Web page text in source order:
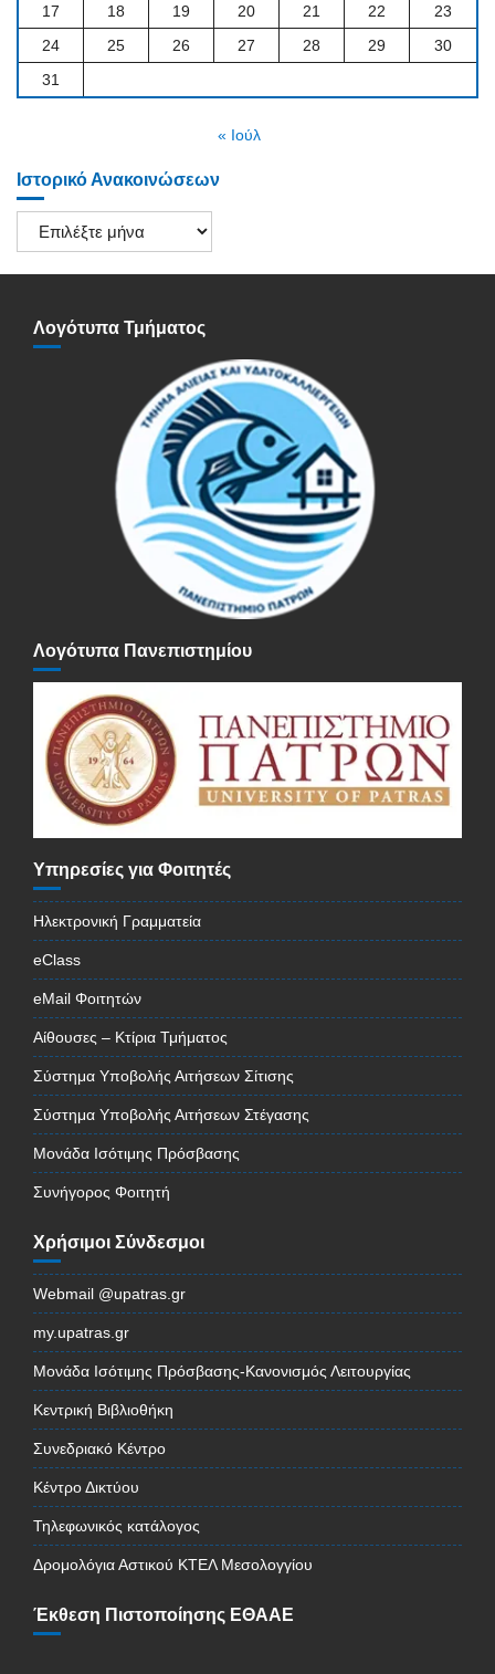
17
18 19 20 21 22
23
24
25 26 27 28 29
30
31
« Ιούλ
Ιστορικό Ανακοινώσεων
Ιστορικό
Ανακοινώσεων
Λογότυπα Τμήματος
Λογότυπα Πανεπιστημίου
Υπηρεσίες για Φοιτητές
Ηλεκτρονική Γραμματεία
eClass
eMail Φοιτητών
Αίθουσες – Κτίρια Τμήματος
Σύστημα Υποβολής Αιτήσεων Σίτισης
Σύστημα Υποβολής Αιτήσεων Στέγασης
Μονάδα Ισότιμης Πρόσβασης
Συνήγορος Φοιτητή
Χρήσιμοι Σύνδεσμοι
Webmail @upatras.gr
my.upatras.gr
Μονάδα Ισότιμης Πρόσβασης-Κανονισμός Λειτουργίας
Κεντρική Βιβλιοθήκη
Συνεδριακό Κέντρο
Κέντρο Δικτύου
Τηλεφωνικός κατάλογος
Δρομολόγια Αστικού ΚΤΕΛ Μεσολογγίου
Έκθεση Πιστοποίησης ΕΘΑΑΕ